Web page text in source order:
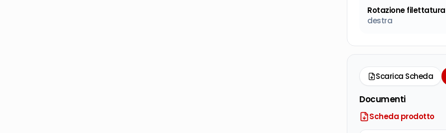
Rotazione filettatura
destra
Scarica Scheda
Documenti
Scheda prodotto